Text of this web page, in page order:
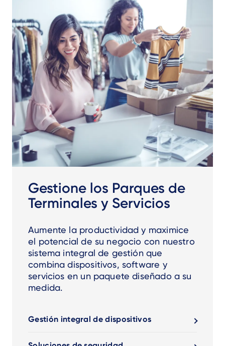
Gestione los Parques de
Terminales y Servicios
Aumente la productividad y maximice
el potencial de su negocio con nuestro
sistema integral de gestión que
combina dispositivos, software y
servicios en un paquete diseñado a su
medida.
Gestión integral de dispositivos